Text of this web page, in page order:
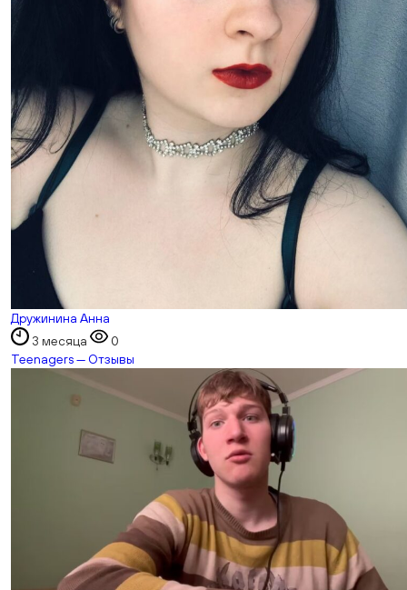
Дружинина Анна
3 месяца
0
Teenagers — Отзывы